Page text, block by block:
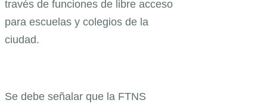
través de funciones de libre acceso
para escuelas y colegios de la
ciudad.
Se debe señalar que la FTNS